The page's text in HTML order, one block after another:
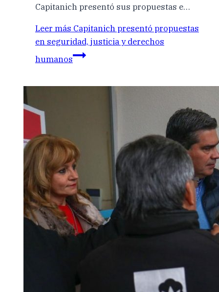
Capitanich presentó sus propuestas e…
Leer más Capitanich presentó propuestas
en seguridad, justicia y derechos
humanos